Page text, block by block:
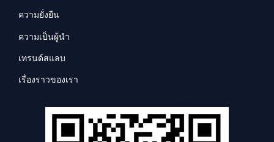
ความยั่งยืน
ความเป็นผู้นำ
เทรนด์สแลบ
เรื่องราวของเรา